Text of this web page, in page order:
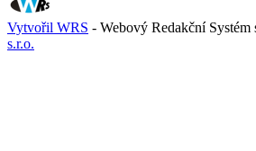
Vytvořil WRS - Webový Redakční Systém
s.r.o.